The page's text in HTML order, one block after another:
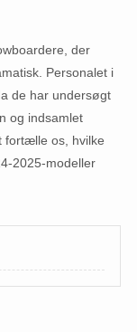
der
Personalet i
de har undersøgt
og indsamlet
fortælle os, hvilke
2025-modeller